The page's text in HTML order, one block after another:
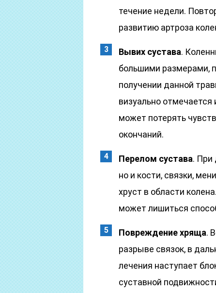
течение недели.
развитию артроза
Вывих сустава.
большими размерами,
получении данной
визуально
может потерять
окончаний.
Перелом сустава. При
но и кости, связки,
хруст в области
может лишиться
Повреждение хряща.
разрыве связок, в
лечения наступает
суставной